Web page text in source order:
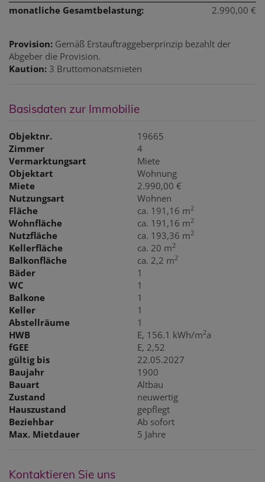
monatliche Gesamtbelastung:
2.990,00 €
Provision: Gemäß Erstauftraggeberprinzip bezahlt der
Abgeber die Provision.
Kaution: 3 Bruttomonatsmieten
Basisdaten zur Immobilie
Objektnr.
19665
Zimmer
4
Vermarktungsart
Miete
Objektart
Wohnung
Miete
2.990,00 €
Nutzungsart
Wohnen
Fläche
ca. 191,16 m2
Wohnfläche ca. 191,16 m2
Nutzfläche ca. 193,36 m2
Kellerfläche ca. 20 m2
Balkonfläche ca. 2,2 m2
Bäder
1
WC
1
Balkone
1
Keller
1
Abstellräume
1
HWB
E, 156.1 kWh/m2a
fGEE
E, 2,52
gültig bis
22.05.2027
Baujahr
1900
Bauart
Altbau
Zustand
neuwertig
Hauszustand
gepflegt
Beziehbar
Ab sofort
Max. Mietdauer
5 Jahre
Kontaktieren Sie uns